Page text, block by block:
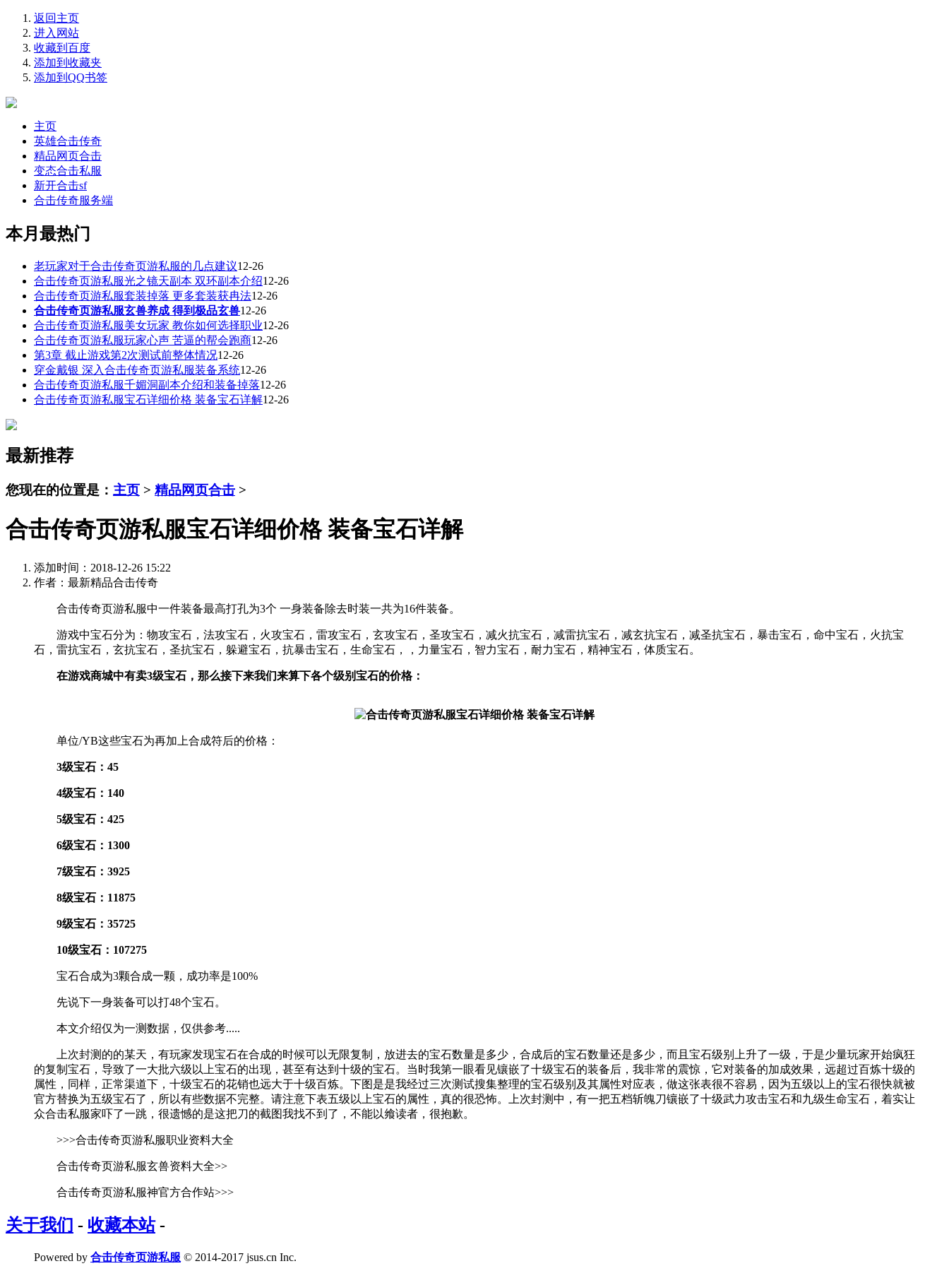
返回主页
进入网站
收藏到百度
添加到收藏夹
添加到QQ书签
主页
英雄合击传奇
精品网页合击
变态合击私服
新开合击sf
合击传奇服务端
本月最热门
老玩家对于合击传奇页游私服的几点建议12-26
合击传奇页游私服光之镜天副本 双环副本介绍12-26
合击传奇页游私服套装掉落 更多套装获冉法12-26
合击传奇页游私服玄兽养成 得到极品玄兽12-26
合击传奇页游私服美女玩家 教你如何选择职业12-26
合击传奇页游私服玩家心声 苦逼的帮会跑商12-26
第3章 截止游戏第2次测试前整体情况12-26
穿金戴银 深入合击传奇页游私服装备系统12-26
合击传奇页游私服千媚洞副本介绍和装备掉落12-26
合击传奇页游私服宝石详细价格 装备宝石详解12-26
最新推荐
您现在的位置是： 主页 > 精品网页合击 >
合击传奇页游私服宝石详细价格 装备宝石详解
添加时间：2018-12-26 15:22
作者：最新精品合击传奇
合击传奇页游私服中一件装备最高打孔为3个 一身装备除去时装一共为16件装备。
游戏中宝石分为：物攻宝石，法攻宝石，火攻宝石，雷攻宝石，玄攻宝石，圣攻宝石，减火抗宝石，减雷抗宝石，减玄抗宝石，减圣抗宝石，暴击宝石，命中宝石，火抗宝
石，雷抗宝石，玄抗宝石，圣抗宝石，躲避宝石，抗暴击宝石，生命宝石，，力量宝石，智力宝石，耐力宝石，精神宝石，体质宝石。
在游戏商城中有卖3级宝石，那么接下来我们来算下各个级别宝石的价格：
单位/YB这些宝石为再加上合成符后的价格：
3级宝石：45
4级宝石：140
5级宝石：425
6级宝石：1300
7级宝石：3925
8级宝石：11875
9级宝石：35725
10级宝石：107275
宝石合成为3颗合成一颗，成功率是100%
先说下一身装备可以打48个宝石。
本文介绍仅为一测数据，仅供参考.....
上次封测的的某天，有玩家发现宝石在合成的时候可以无限复制，放进去的宝石数量是多少，合成后的宝石数量还是多少，而且宝石级别上升了一级，于是少量玩家开始疯狂
的复制宝石，导致了一大批六级以上宝石的出现，甚至有达到十级的宝石。当时我第一眼看见镶嵌了十级宝石的装备后，我非常的震惊，它对装备的加成效果，远超过百炼十级的
属性，同样，正常渠道下，十级宝石的花销也远大于十级百炼。下图是是我经过三次测试搜集整理的宝石级别及其属性对应表，做这张表很不容易，因为五级以上的宝石很快就被
官方替换为五级宝石了，所以有些数据不完整。请注意下表五级以上宝石的属性，真的很恐怖。上次封测中，有一把五档斩魄刀镶嵌了十级武力攻击宝石和九级生命宝石，着实让
众合击私服家吓了一跳，很遗憾的是这把刀的截图我找不到了，不能以飨读者，很抱歉。
>>>合击传奇页游私服职业资料大全
合击传奇页游私服玄兽资料大全>>
合击传奇页游私服神官方合作站>>>
关于我们 - 收藏本站-
Powered by 合击传奇页游私服 © 2014-2017 jsus.cn Inc.